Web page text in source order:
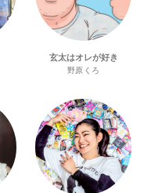
玄太はオレが好き
野原くろ